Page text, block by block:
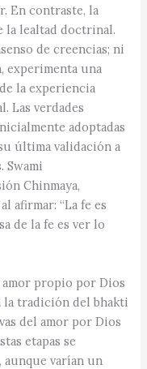
En contraste, la
la lealtad doctrinal.
de creencias; ni
experimenta una
la experiencia
Las verdades
adoptadas
última validación a
Swami
Chinmaya,
afirmar: “La fe es
de la fe es ver lo
propio por Dios
tradición del bhakti
del amor por Dios
etapas se
varían un